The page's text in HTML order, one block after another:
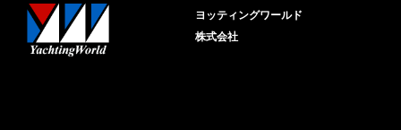
ヨッティングワールド
株式会社